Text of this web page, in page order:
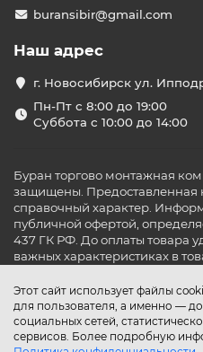
Этот сайт использует файлы
для пользователя, а именно —
социальных сетей,
сервисов. Более подробную
buransibir@gmail.com
Наш адрес
г. Новосибирск ул.
Пн-Пт с 8:00 до 19:00
Суббота с 10:00 до 14:00
Буран торгово монтажная
защищены. Предоставленная
справочный характер.
публичной офертой,
437 ГК РФ. До оплаты товара
важных характеристиках в